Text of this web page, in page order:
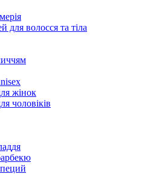
для волосся та тіла
жінок
чоловіків